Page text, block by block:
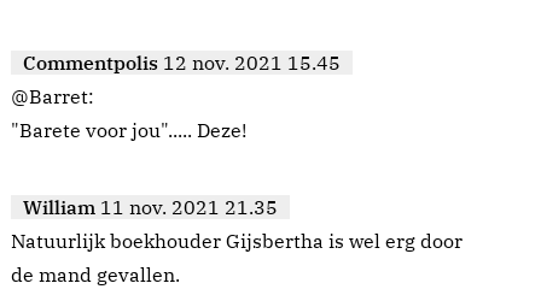
Commentpolis 12 nov. 2021 15.45
@Barret:
"Barete voor jou"..... Deze!
William 11 nov. 2021 21.35
Natuurlijk boekhouder Gijsbertha is wel erg door
de mand gevallen.